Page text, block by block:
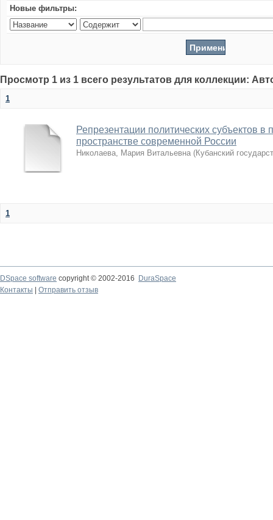
Новые фильтры:
Просмотр 1 из 1 всего результатов для коллекции:
1
Репрезентации политических субъектов в
пространстве современной России
Николаева, Мария Витальевна (Кубанский
1
DSpace software copyright © 2002-2016
DuraSpace
Контакты
Отправить отзыв